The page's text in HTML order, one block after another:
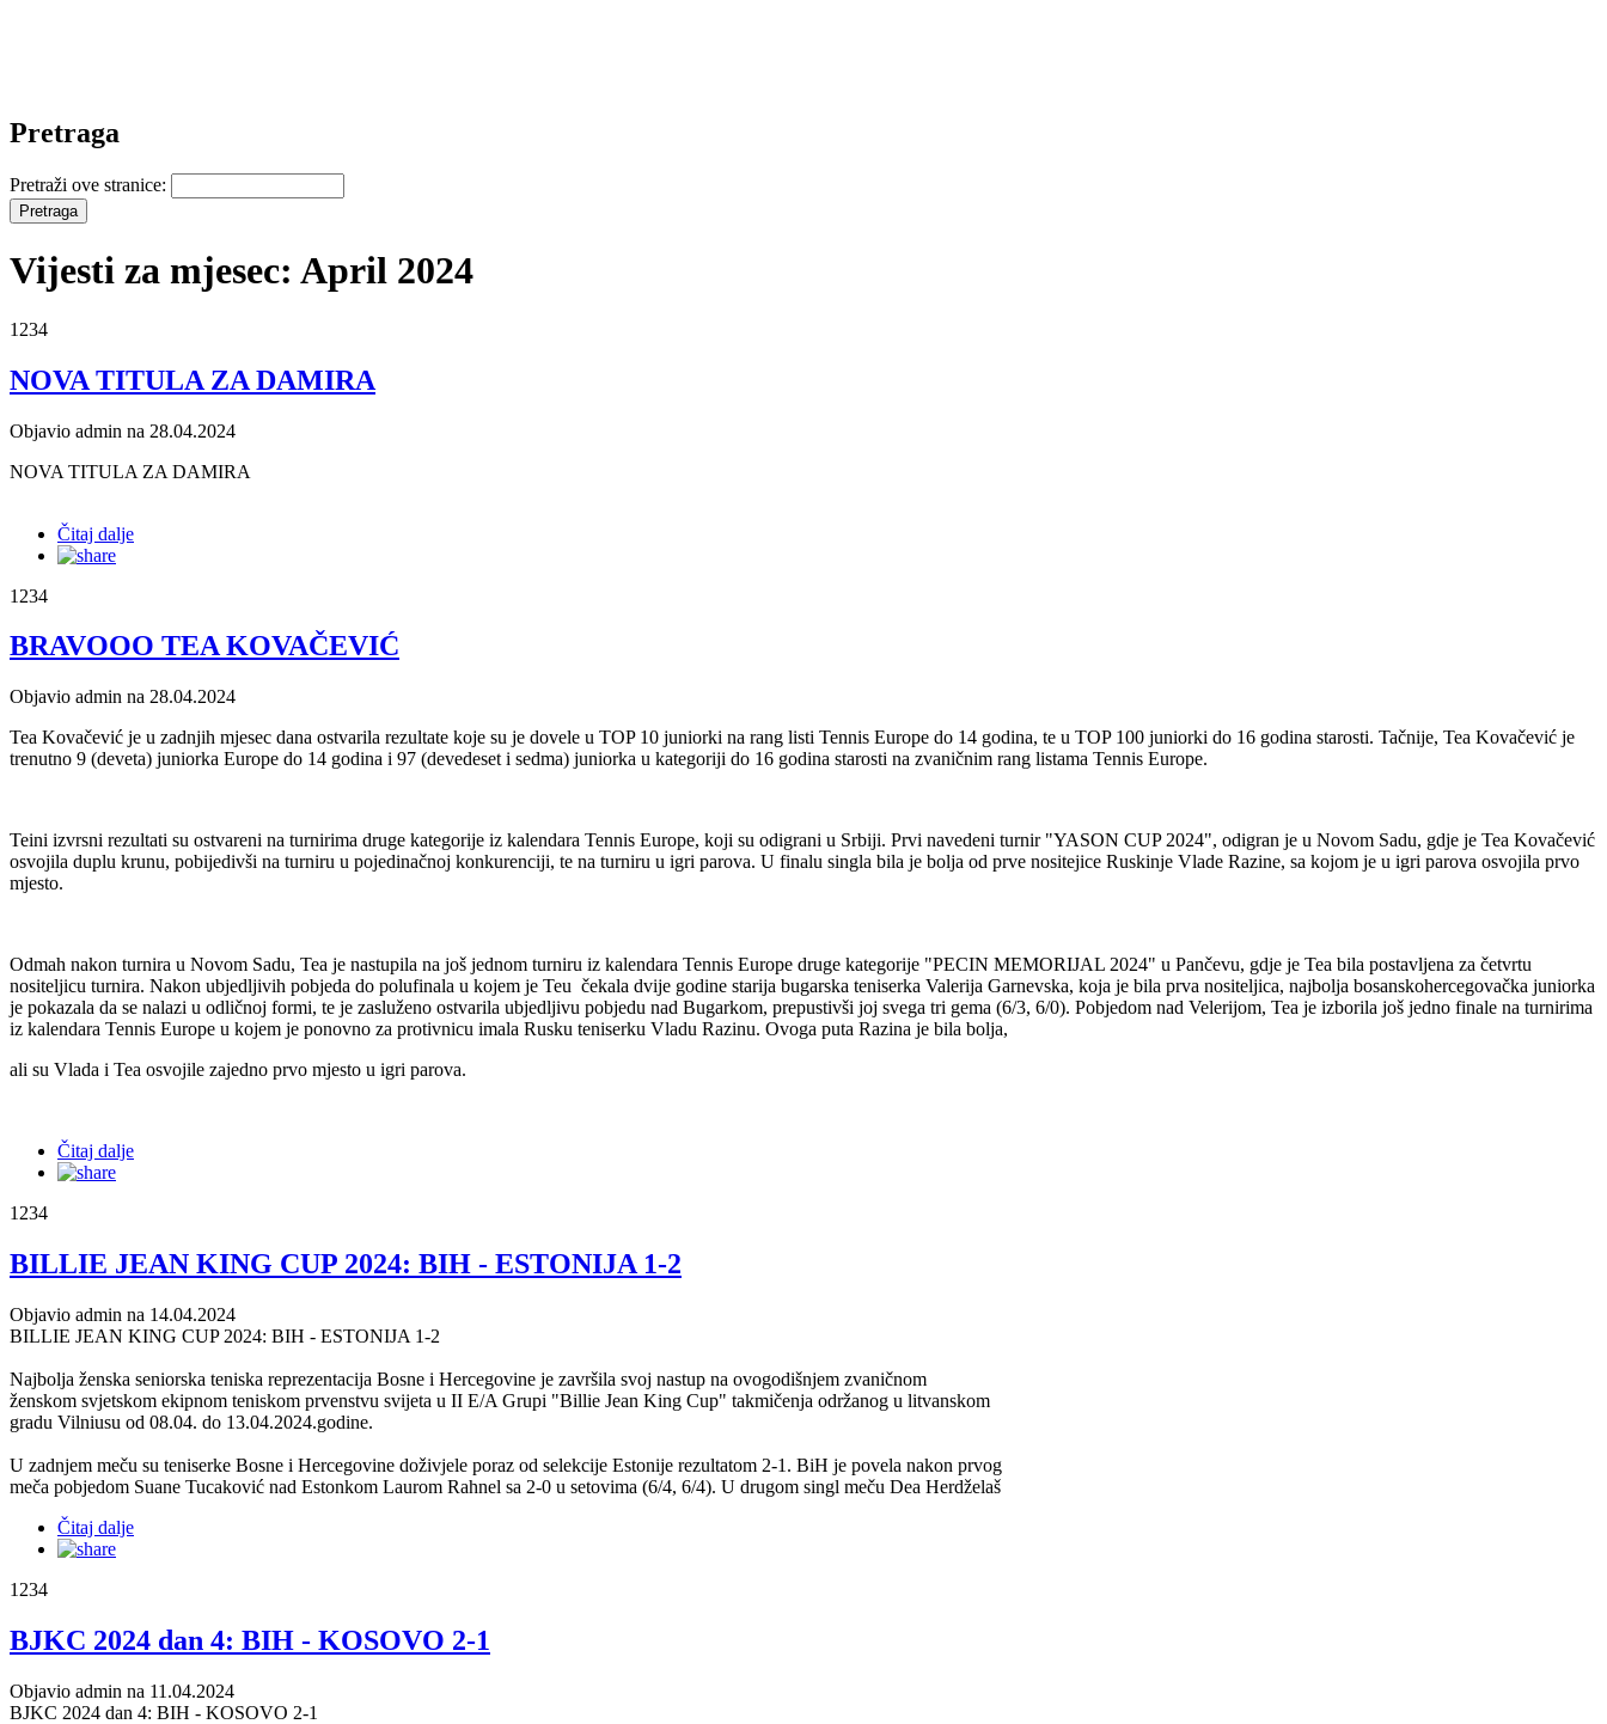
Pretraga
Pretraži ove stranice:
Vijesti za mjesec: April 2024
1234
NOVA TITULA ZA DAMIRA
Objavio admin na 28.04.2024
NOVA TITULA ZA DAMIRA
Čitaj dalje
1234
BRAVOOO TEA KOVAČEVIĆ
Objavio admin na 28.04.2024
Tea Kovačević je u zadnjih mjesec dana ostvarila rezultate koje su je dovele u TOP 10 juniorki na rang listi Tennis Europe do 14 godina, te u TOP 100 juniorki do 16 godina starosti. Tačnije, Tea Kovačević je
trenutno 9 (deveta) juniorka Europe do 14 godina i 97 (devedeset i sedma) juniorka u kategoriji do 16 godina starosti na zvaničnim rang listama Tennis Europe.
Teini izvrsni rezultati su ostvareni na turnirima druge kategorije iz kalendara Tennis Europe, koji su odigrani u Srbiji. Prvi navedeni turnir "YASON CUP 2024", odigran je u Novom Sadu, gdje je Tea Kovačević
osvojila duplu krunu, pobijedivši na turniru u pojedinačnoj konkurenciji, te na turniru u igri parova. U finalu singla bila je bolja od prve nositejice Ruskinje Vlade Razine, sa kojom je u igri parova osvojila prvo
mjesto.
Odmah nakon turnira u Novom Sadu, Tea je nastupila na još jednom turniru iz kalendara Tennis Europe druge kategorije "PECIN MEMORIJAL 2024" u Pančevu, gdje je Tea bila postavljena za četvrtu
nositeljicu turnira. Nakon ubjedljivih pobjeda do polufinala u kojem je Teu čekala dvije godine starija bugarska teniserka Valerija Garnevska, koja je bila prva nositeljica, najbolja bosanskohercegovačka juniorka
je pokazala da se nalazi u odličnoj formi, te je zasluženo ostvarila ubjedljivu pobjedu nad Bugarkom, prepustivši joj svega tri gema (6/3, 6/0). Pobjedom nad Velerijom, Tea je izborila još jedno finale na turnirima
iz kalendara Tennis Europe u kojem je ponovno za protivnicu imala Rusku teniserku Vladu Razinu. Ovoga puta Razina je bila bolja,
ali su Vlada i Tea osvojile zajedno prvo mjesto u igri parova.
Čitaj dalje
1234
BILLIE JEAN KING CUP 2024: BIH - ESTONIJA 1-2
Objavio admin na 14.04.2024
BILLIE JEAN KING CUP 2024: BIH - ESTONIJA 1-2
Najbolja ženska seniorska teniska reprezentacija Bosne i Hercegovine je završila svoj nastup na ovogodišnjem zvaničnom
ženskom svjetskom ekipnom teniskom prvenstvu svijeta u II E/A Grupi "Billie Jean King Cup" takmičenja održanog u litvanskom
gradu Vilniusu od 08.04. do 13.04.2024.godine.
U zadnjem meču su teniserke Bosne i Hercegovine doživjele poraz od selekcije Estonije rezultatom 2-1. BiH je povela nakon prvog
meča pobjedom Suane Tucaković nad Estonkom Laurom Rahnel sa 2-0 u setovima (6/4, 6/4). U drugom singl meču Dea Herdželaš
Čitaj dalje
1234
BJKC 2024 dan 4: BIH - KOSOVO 2-1
Objavio admin na 11.04.2024
BJKC 2024 dan 4: BIH - KOSOVO 2-1